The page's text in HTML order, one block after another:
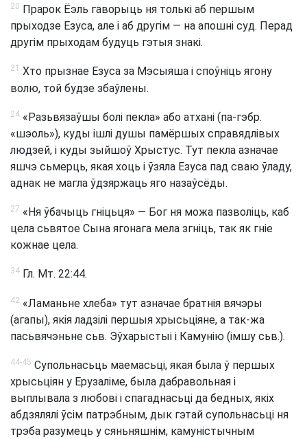
20 Прарок Ёэль гаворыць ня толькі аб першым
прыходзе Езуса, але і аб другім — на апошні суд. Перад
другім прыходам будуць гэтыя знакі.
21 Хто прызнае Езуса за Мэсыяша і споўніць ягону
волю, той будзе збаўлены.
24 «Разьвязаўшы болі пекла» або атхані (па-гэбр.
«шэоль»), куды ішлі душы памёршых справядлівых
людзей, і куды зыйшоў Хрыстус. Тут пекла азначае
яшчэ сьмерць, якая хоць і ўзяла Езуса пад сваю ўладу,
аднак не магла ўдзяржаць яго назаўсёды.
27 «Ня ўбачыць гніцьця» — Бог ня можа пазволіць, каб
цела сьвятое Сына ягонага мела згніць, так як гніе
кожнае цела.
34 Гл. Мт. 22:44.
42 «Ламаньне хлеба» тут азначае братнія вячэры
(агапы), якія ладзілі першыя хрысьціяне, а так-жа
пасьвячэньне сьв. Эўхарыстыі і Камунію (імшу сьв.).
44-45 Супольнасьць маемасьці, якая была ў першых
хрысьціян у Ерузаліме, была дабравольная і
выплывала з любові і спагаднасьці да бедных, якіх
абдзялялі ўсім патрэбным, дык гэтай супольнасьці ня
трэба разумець у сяньняшнім, камуністычным